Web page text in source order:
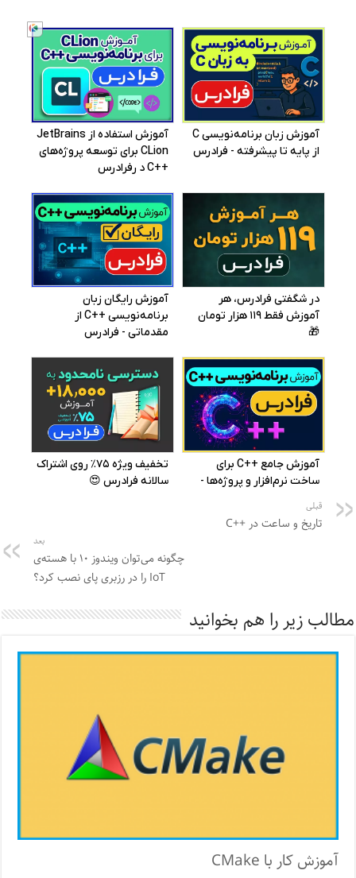
قبلی
تاریخ و ساعت در ++C
بعد
چگونه می‌توان ویندوز ۱۰ با هسته‌ی
IoT را در رزبری پای نصب کرد؟
مطالب زیر را هم بخوانید
آموزش کار با CMake